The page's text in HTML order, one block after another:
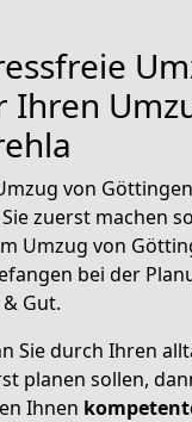
Ihren
von
zuerst machen
Umzug von
bei der
Gut.
Sie durch Ihren
planen sollen,
Ihnen